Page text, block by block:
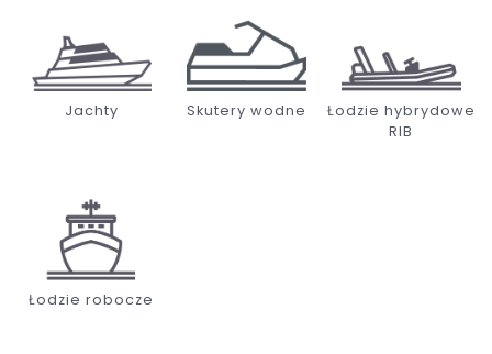
Jachty Skutery wodne
Łodzie hybrydowe
RIB
Łodzie robocze